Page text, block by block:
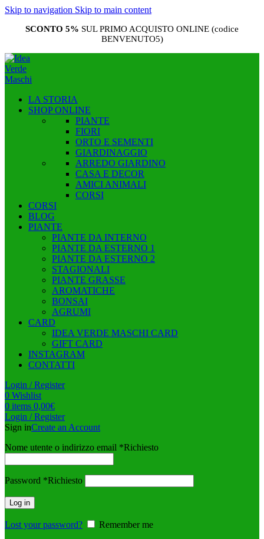
Skip to navigation Skip to main content
SCONTO 5% SUL PRIMO ACQUISTO ONLINE (codice
BENVENUTO5)
LA STORIA
SHOP ONLINE
PIANTE
FIORI
ORTO E SEMENTI
GIARDINAGGIO
ARREDO GIARDINO
CASA E DECOR
AMICI ANIMALI
CORSI
CORSI
BLOG
PIANTE
PIANTE DA INTERNO
PIANTE DA ESTERNO 1
PIANTE DA ESTERNO 2
STAGIONALI
PIANTE GRASSE
AROMATICHE
BONSAI
AGRUMI
CARD
IDEA VERDE MASCHI CARD
GIFT CARD
INSTAGRAM
CONTATTI
Login / Register
0 Wishlist
0 items 0,00€
Login / Register
Sign inCreate an Account
Nome utente o indirizzo email *Richiesto
Password *Richiesto
Log in
Lost your password?
Remember me